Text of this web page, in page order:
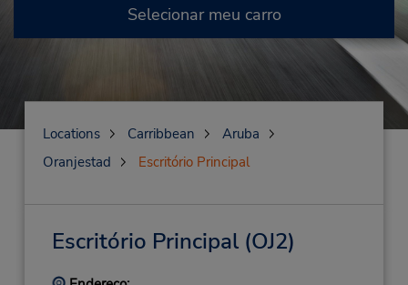
Selecionar meu carro
Locations Carribbean
Aruba
Oranjestad
Escritório Principal
Escritório Principal(OJ2)